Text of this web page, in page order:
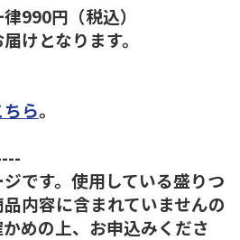
990円（税込）
けとなります。
ちら。
です。使用している盛りつ
内容に含まれていませんの
めの上、お申込みくださ